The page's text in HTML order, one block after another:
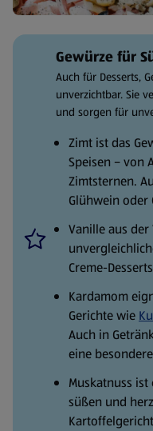
Gewürze für
Auch für Desserts,
unverzichtbar. Sie
und sorgen für
Zimt ist das
Speisen – von
Zimtsternen.
Glühwein oder
Vanille aus
Creme-
Kardamom
Gerichte wie
Auch in
eine
Muskatnuss
süßen und